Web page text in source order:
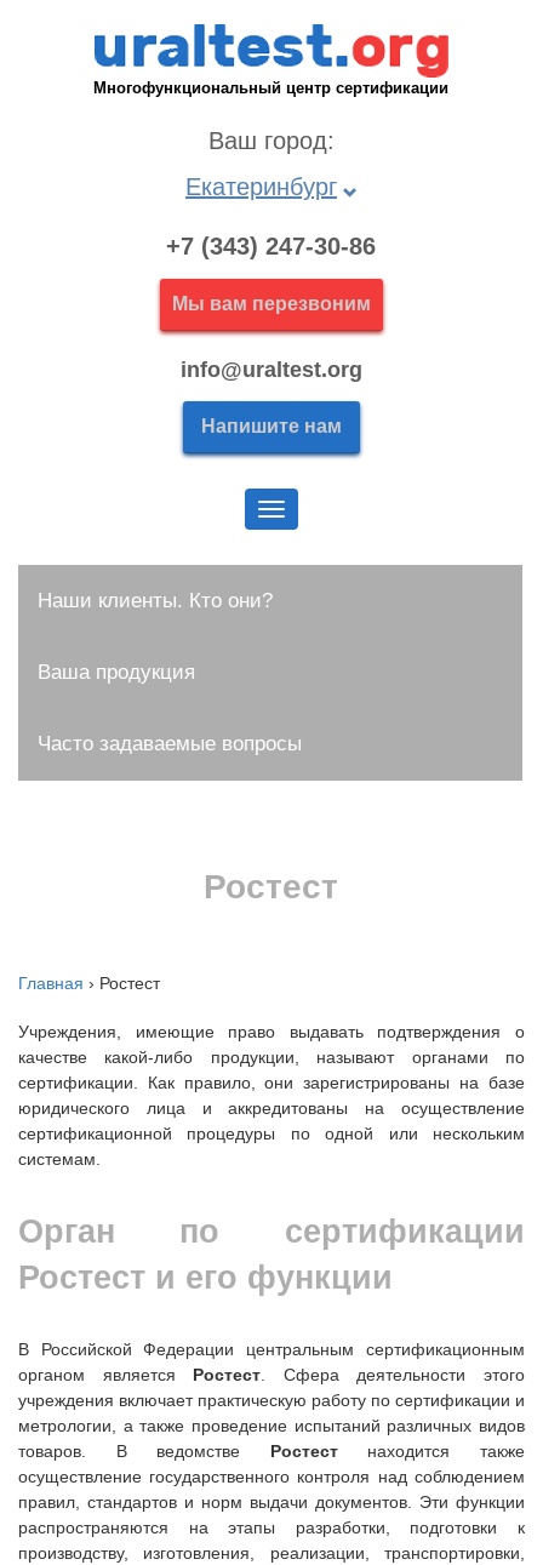
Многофункциональный центр сертификации
Ваш город:
Екатеринбург
+7 (343) 247-30-86
Мы вам перезвоним
info@uraltest.org
Напишите нам
Меню
Наши клиенты. Кто они?
Ваша продукция
Часто задаваемые вопросы
Ростест
Главная › Ростест
Учреждения, имеющие право выдавать подтверждения о
качестве какой-либо продукции, называют органами по
сертификации. Как правило, они зарегистрированы на базе
юридического лица и аккредитованы на осуществление
сертификационной процедуры по одной или нескольким
системам.
Орган по сертификации
Ростест и его функции
В Российской Федерации центральным сертификационным
органом является Ростест . Сфера деятельности этого
учреждения включает практическую работу по сертификации и
метрологии, а также проведение испытаний различных видов
товаров. В ведомстве Ростест находится также
осуществление государственного контроля над соблюдением
правил, стандартов и норм выдачи документов. Эти функции
распространяются на этапы разработки, подготовки к
производству, изготовления, реализации, транспортировки,